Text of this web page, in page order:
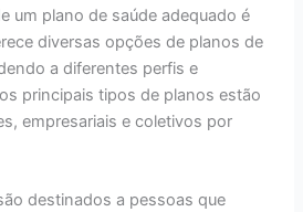
um plano de saúde adequado é
diversas opções de planos de
a diferentes perfis e
principais tipos de planos estão
empresariais e coletivos por
destinados a pessoas que